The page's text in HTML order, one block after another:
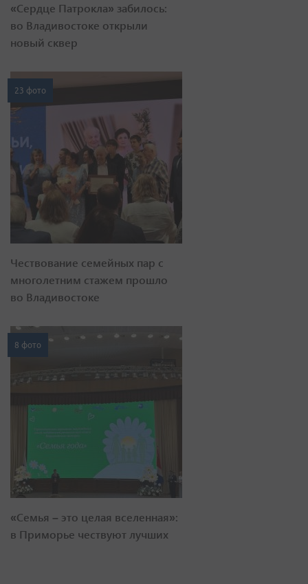
«Сердце Патрокла» забилось:
во Владивостоке открыли
новый сквер
23 фото
Чествование семейных пар с
многолетним стажем прошло
во Владивостоке
8 фото
«Семья – это целая вселенная»:
в Приморье чествуют лучших